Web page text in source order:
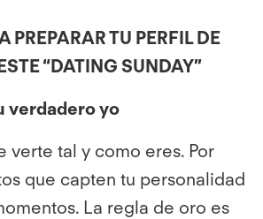
PREPARAR TU PERFIL DE
“DATING SUNDAY”
verdadero yo
verte tal y como eres. Por
que capten tu personalidad
La regla de oro es